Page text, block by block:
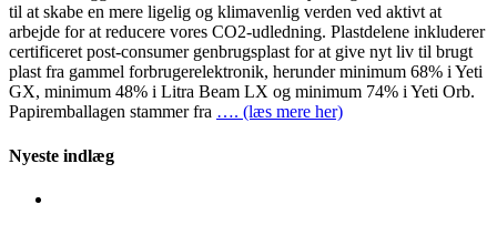
til at skabe en mere ligelig og klimavenlig verden ved aktivt at
arbejde for at reducere vores CO2-udledning. Plastdelene inkluderer
certificeret post-consumer genbrugsplast for at give nyt liv til brugt
plast fra gammel forbrugerelektronik, herunder minimum 68% i Yeti
GX, minimum 48% i Litra Beam LX og minimum 74% i Yeti Orb.
Papiremballagen stammer fra …. (læs mere her)
Nyeste indlæg